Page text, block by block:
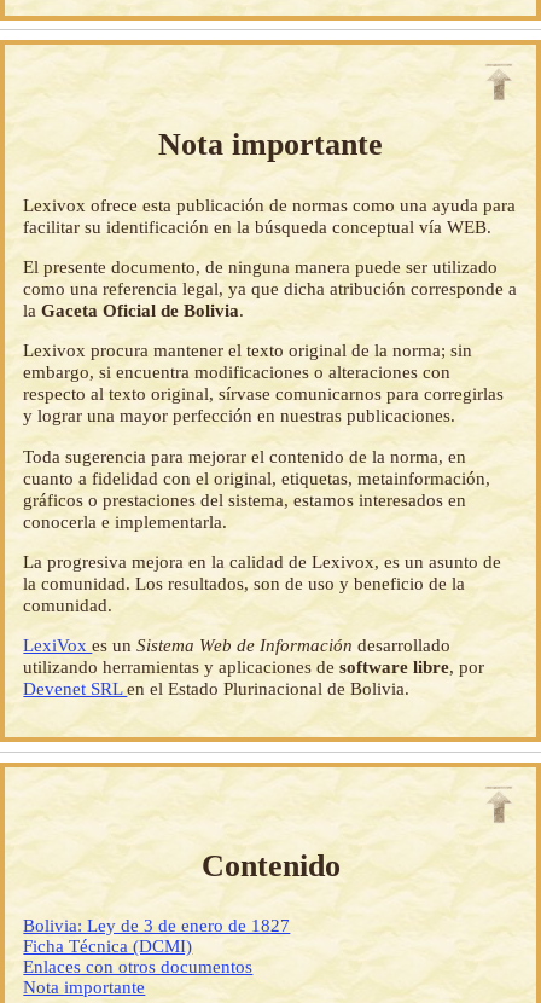
Nota importante
Lexivox ofrece esta publicación de normas como una ayuda para
facilitar su identificación en la búsqueda conceptual vía WEB.
El presente documento, de ninguna manera puede ser utilizado
como una referencia legal, ya que dicha atribución corresponde a
laGaceta Oficial de Bolivia.
Lexivox procura mantener el texto original de la norma; sin
embargo, si encuentra modificaciones o alteraciones con
respecto al texto original, sírvase comunicarnos para corregirlas
y lograr una mayor perfección en nuestras publicaciones.
Toda sugerencia para mejorar el contenido de la norma, en
cuanto a fidelidad con el original, etiquetas, metainformación,
gráficos o prestaciones del sistema, estamos interesados en
conocerla e implementarla.
La progresiva mejora en la calidad de Lexivox, es un asunto de
la comunidad. Los resultados, son de uso y beneficio de la
comunidad.
LexiVoxes unSistema Web de Información desarrollado
utilizando herramientas y aplicaciones desoftware libre, por
Devenet SRLen el Estado Plurinacional de Bolivia.
Contenido
Bolivia: Ley de 3 de enero de 1827
Ficha Técnica (DCMI)
Enlaces con otros documentos
Nota importante